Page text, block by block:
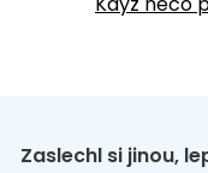
Zaslechl si jinou,